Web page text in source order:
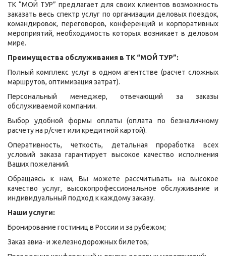
УСЛУГИ
ВОПРОС - ОТВЕТ
О КОМПАНИИ
ОТЗЫВЫ
КОНТАКТЫ
ТК “МОЙ ТУР” предлагает для своих клиентов возможность
заказать весь спектр услуг по организации деловых поездок,
командировок, переговоров, конференций и корпоративных
мероприятий, необходимость которых возникает в деловом
мире.
Преимущества обслуживания в ТК “МОЙ ТУР”:
Полный комплекс услуг в одном агентстве (расчет сложных
маршрутов, оптимизация затрат).
Персональный менеджер, отвечающий за заказы
обслуживаемой компании.
Выбор удобной формы оплаты (оплата по безналичному
расчету на р/счет или кредитной картой).
Оперативность, четкость, детальная проработка всех
условий заказа гарантирует высокое качество исполнения
Ваших пожеланий.
Обращаясь к нам, Вы можете рассчитывать на высокое
качество услуг, высокопрофессиональное обслуживание и
индивидуальный подход к каждому заказу.
Наши услуги:
Бронирование гостиниц в России и за рубежом;
Заказ авиа- и железнодорожных билетов;